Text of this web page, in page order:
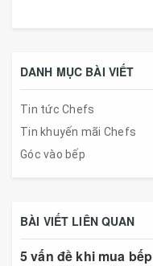
DANH MỤC BÀI VIẾT
Tin tức Chefs
Tin khuyến mãi Chefs
Góc vào bếp
BÀI VIẾT LIÊN QUAN
5 vấn đề khi mua